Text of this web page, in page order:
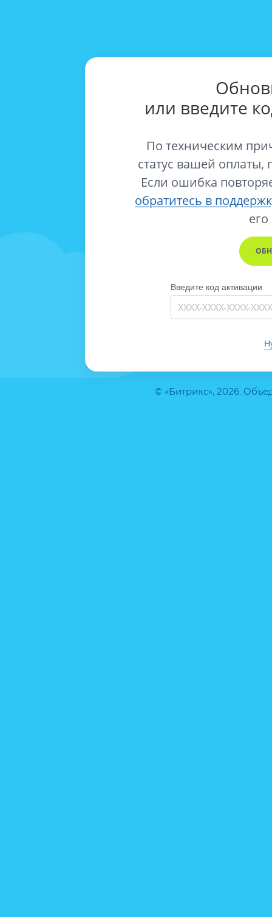
© «Битрикс», 2026.
или введите
По техническим
статус вашей оплаты,
Если ошибка
обратитесь в
его
Введите код активации